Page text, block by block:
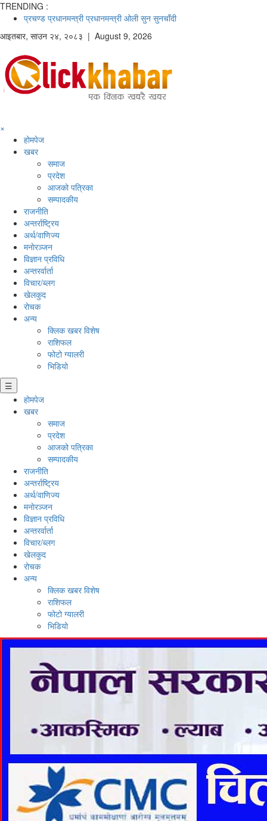
TRENDING :
प्रचण्ड प्रधानमन्त्री प्रधानमन्त्री ओली सुन सुनचाँदी
आइतबार, साउन २४, २०८३ | August 9, 2026
×
होमपेज
खबर
समाज
प्रदेश
आजको पत्रिका
सम्पादकीय
राजनीति
अन्तर्राष्ट्रिय
अर्थ/वाणिज्य
मनाेरञ्जन
विज्ञान प्रविधि
अन्तरर्वार्ता
विचार/ब्लग
खेलकुद
रोचक
अन्य
क्लिक खबर विशेष
राशिफल
फोटो ग्यालरी
भिडियो
☰
होमपेज
खबर
समाज
प्रदेश
आजको पत्रिका
सम्पादकीय
राजनीति
अन्तर्राष्ट्रिय
अर्थ/वाणिज्य
मनाेरञ्जन
विज्ञान प्रविधि
अन्तरर्वार्ता
विचार/ब्लग
खेलकुद
रोचक
अन्य
क्लिक खबर विशेष
राशिफल
फोटो ग्यालरी
भिडियो